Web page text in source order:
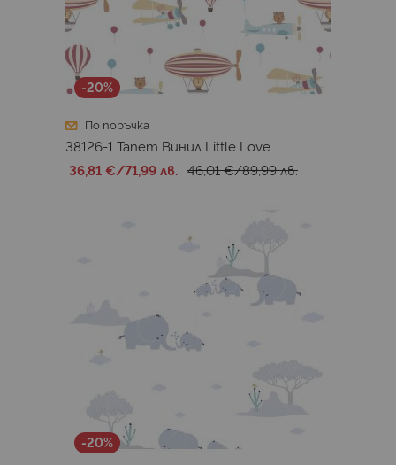
-20%
По поръчка
38126-1 Тапет Винил Little Love
36,81 €/71,99 лв. 46,01 €/89,99 лв.
-20%